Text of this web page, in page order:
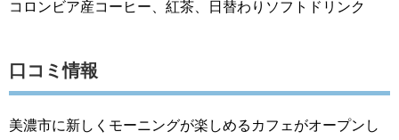
コロンビア産コーヒー、紅茶、日替わりソフトドリンク
口コミ情報
美濃市に新しくモーニングが楽しめるカフェがオープンし